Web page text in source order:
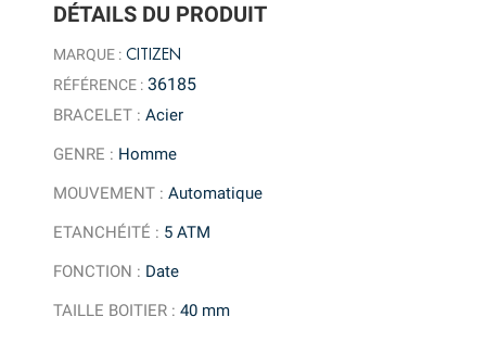
DÉTAILS DU PRODUIT
MARQUE : CITIZEN
RÉFÉRENCE : 36185
BRACELET :Acier
GENRE : Homme
MOUVEMENT :Automatique
ETANCHÉITÉ : 5 ATM
FONCTION : Date
TAILLE BOITIER :40 mm